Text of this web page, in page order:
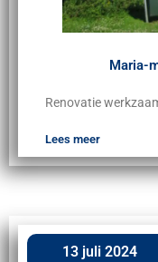
Maria-
Renovatie
Lees meer
13 juli 2024